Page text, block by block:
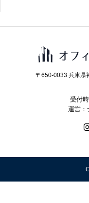
〒650-0033 兵庫県
受付
運営：